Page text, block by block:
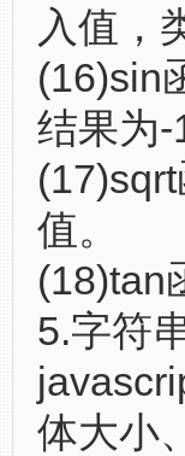
入值，
(16)sin
结果为-
值。
(18)tan
5.字符
体大小